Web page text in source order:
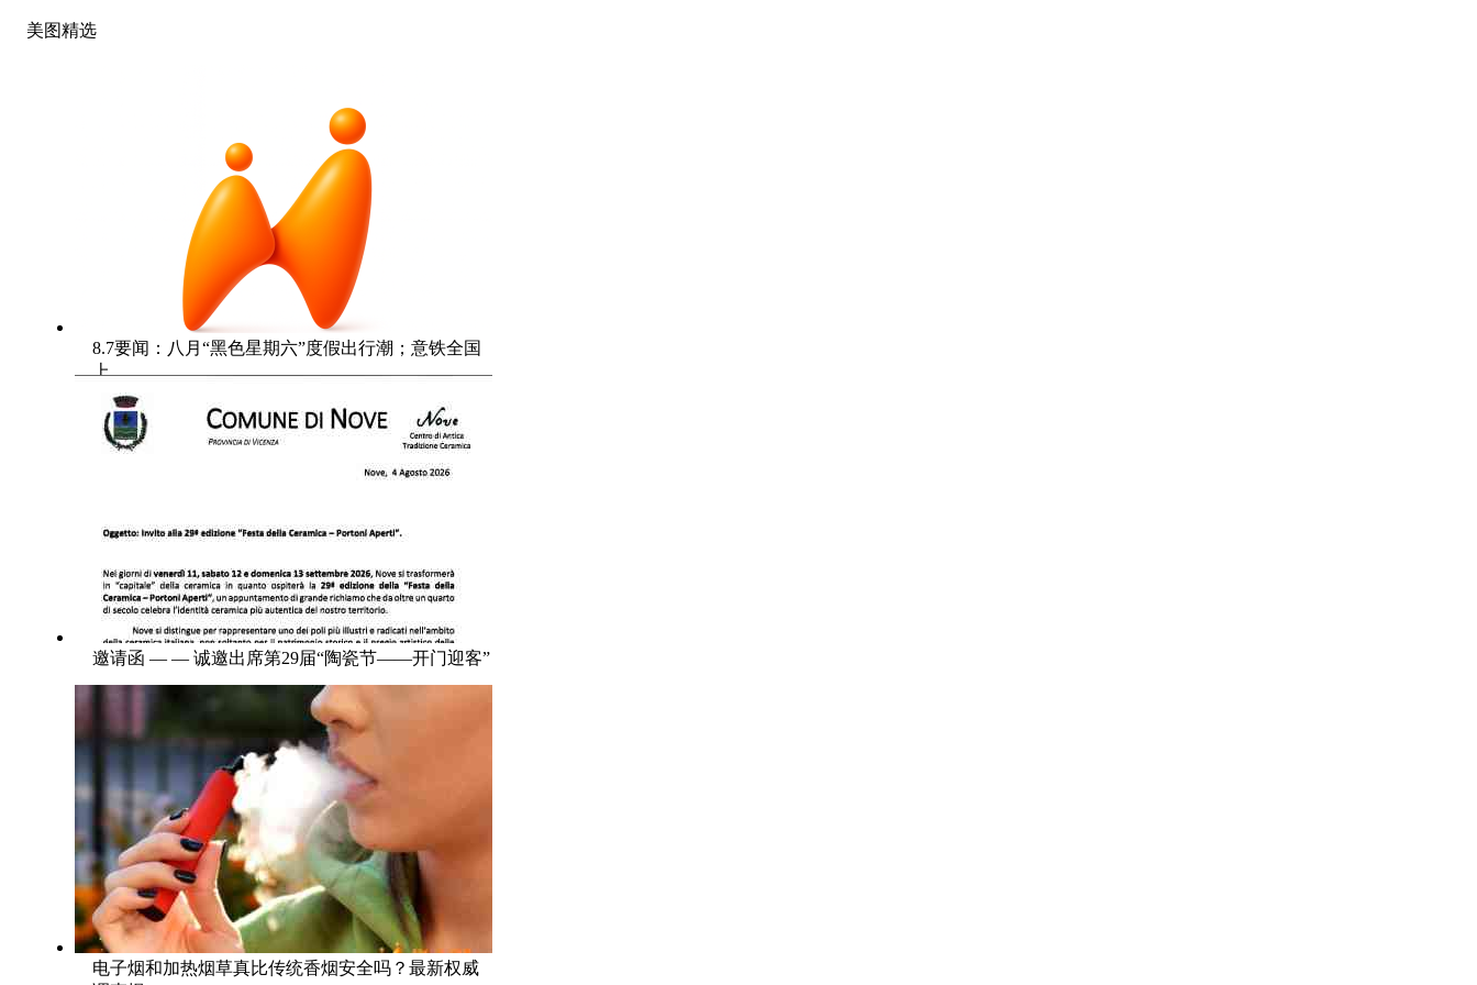
美图精选
8.7要闻：八月“黑色星期六”度假出行潮；意铁全国
上
邀请函 — — 诚邀出席第29届“陶瓷节——开门迎客”
电子烟和加热烟草真比传统香烟安全吗？最新权威